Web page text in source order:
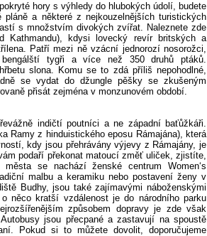
hory s výhledy do hlubokých údolí, budete
a některé z nejkouzelnějších turistických
s množstvím divokých zvířat. Naleznete zde
Kathmandu), kdysi lovecký revír britských a
Patří mezi ně vzácní jednorozí nosorožci,
tygři a více než 350 druhů ptáků.
slona. Komu se to zdá příliš nepohodlné,
se vydat do džungle pěšky se zkušeným
přisát zejména v monzunovém období.
indičtí poutníci a ne západní baťůžkáři.
Ramy z hinduistického eposu Rámajána), která
kdy jsou přehrávány výjevy z Rámajány, je
podaří překonat matoucí změť uliček, zjistíte,
se nachází ženské centrum Women‘s
malbu a keramiku nebo postavení ženy v
Budhy, jsou také zajímavými náboženskými
něco kratší vzdálenost je do národního parku
způsobem dopravy je zde však
jsou přecpané a zastavují na spoustě
Pokud si to můžete dovolit, doporučujeme